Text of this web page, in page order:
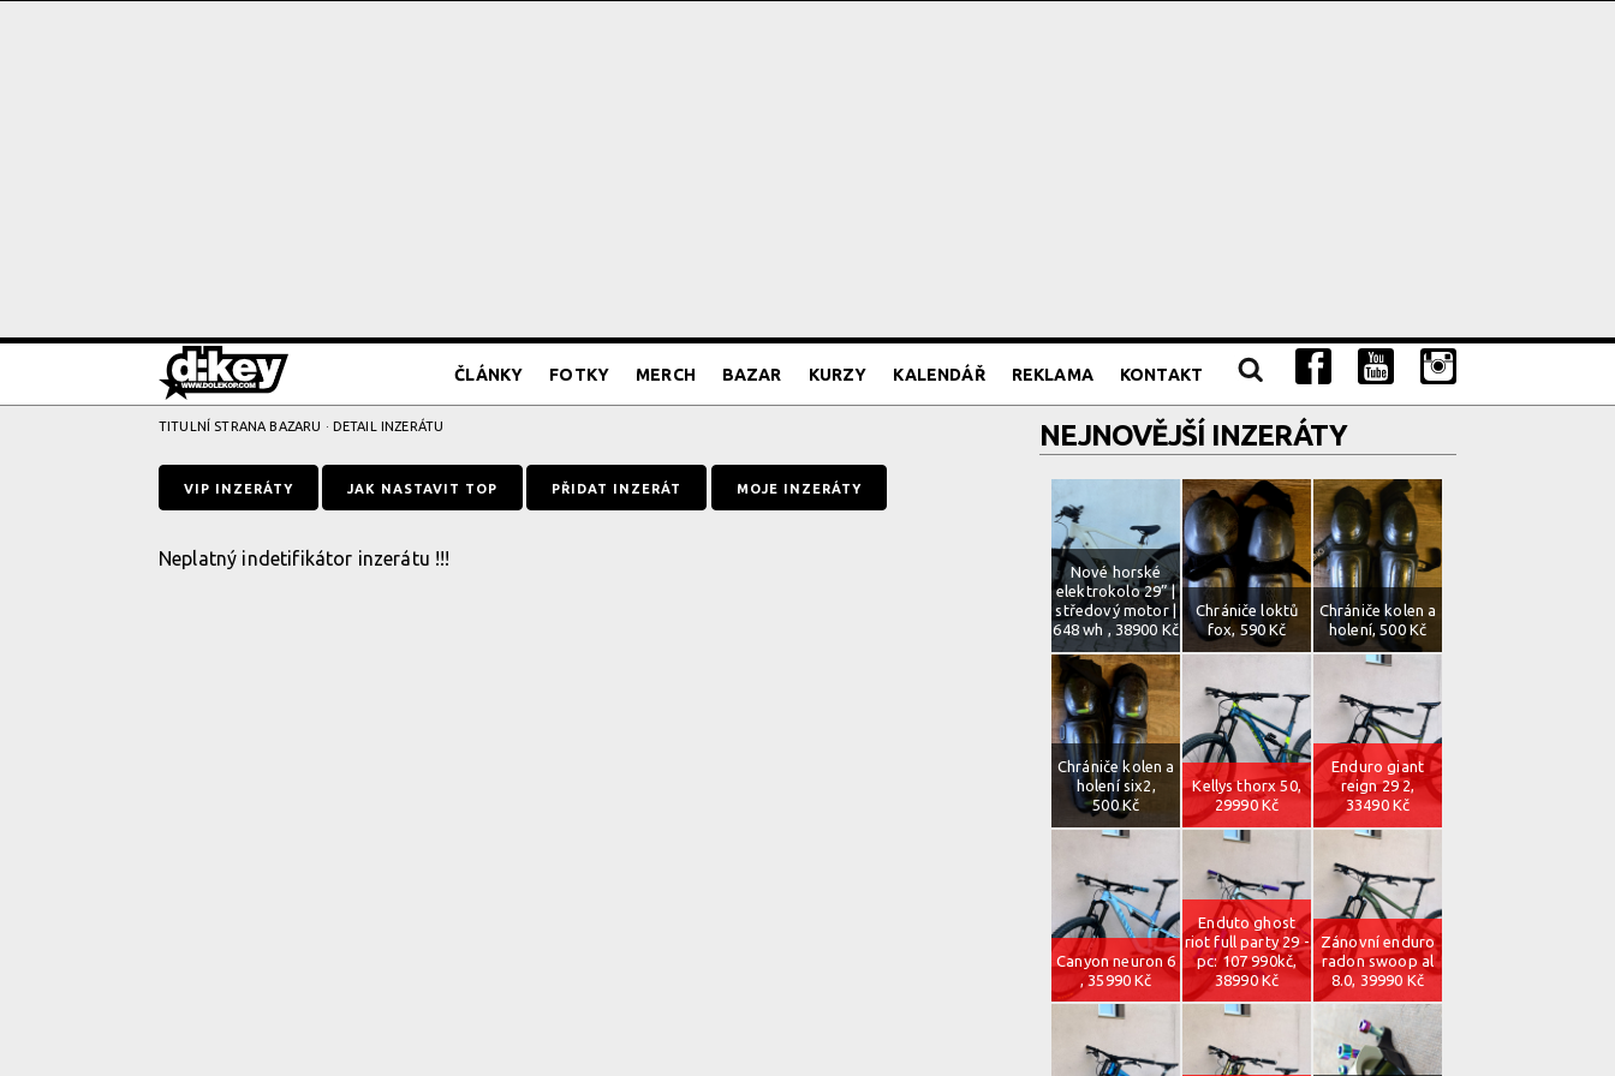
ČLÁNKY FOTKY MERCH BAZAR KURZY KALENDÁŘ REKLAMA KONTAKT
TITULNÍ STRANA BAZARU · DETAIL INZERÁTU
VIP INZERÁTY JAK NASTAVIT TOP PŘIDAT INZERÁT MOJE INZERÁTY
Neplatný indetifikátor inzerátu !!!
NEJNOVĚJŠÍ INZERÁTY
Nové horské
elektrokolo 29” |
středový motor |
648 wh , 38900 Kč
Chrániče loktů
fox, 590 Kč
Chrániče kolen a
holení, 500 Kč
Chrániče kolen a
holení six2,
500 Kč
Kellys thorx 50,
29990 Kč
Enduro giant
reign 29 2,
33490 Kč
Canyon neuron 6
, 35990 Kč
Enduto ghost
riot full party 29 -
pc: 107 990kč,
38990 Kč
Zánovní enduro
radon swoop al
8.0, 39990 Kč